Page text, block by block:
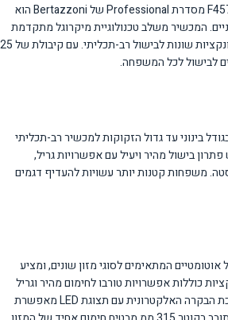
המיקרוגל הבנוי F457PROMWSX מסדרת Professional של Bertazzoni הוא
המכשיר משלב טכנולוגיית מיקרוגל מתקדמת
עם פונקציות גריל, ומציע 7 פונקציות שונות לבישול רב-תכליתי. עם קיבולת של 25
לבישול לכל המשפחה.
בינוני עד גדול הזקוקות למכשיר רב-תכליתי
בישול מהיר ויעיל עם אפשרויות גריל,
משפחות קטנות יותר עשויות להעדיף דגמים
10 מצבי בישול אוטומטיים המתאימים לסוגי מזון שונים, ומציע
כוללות אפשרויות טורבו לחימום מהיר וגריל
לקבלת תוצאות פריכות. מערכת הבקרה האלקטרונית עם תצוגת LED מאפשרת